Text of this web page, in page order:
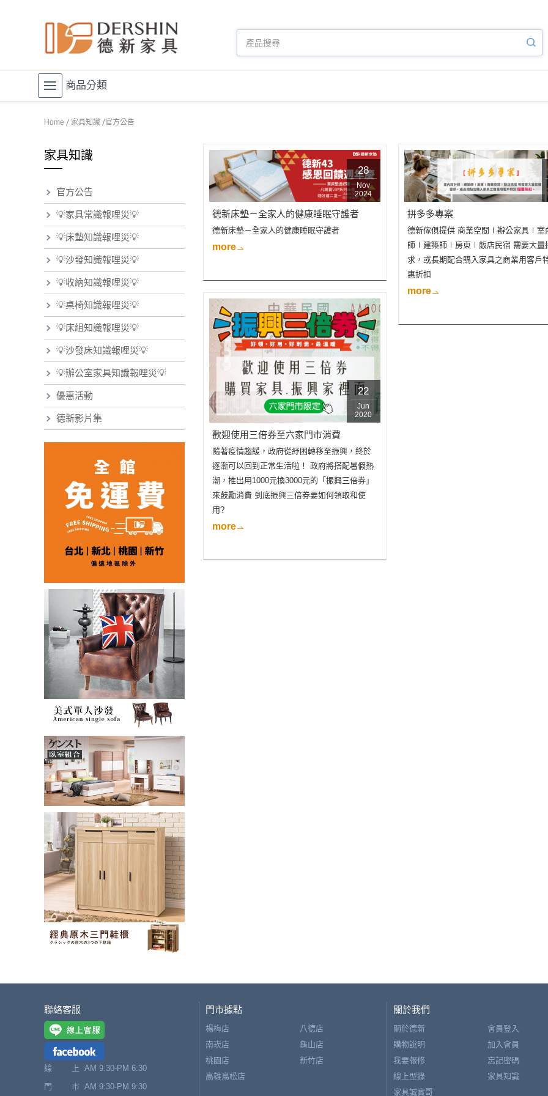
商品分類
Home 家具知識 官方公告
28
Nov
2024
德新床墊－全家人的健康睡眠守護者
德新床墊－全家人的健康睡眠守護者
more
拼多多專案
德新傢俱提供 商業空間∣辦公家具∣室
師∣建築師∣房東∣飯店民宿 需要大量
求，或長期配合購入家具之商業用客戶
惠折扣
more
22
Jun
2020
歡迎使用三倍券至六家門市消費
隨著疫情趨緩，政府從紓困轉移至振興，終於
逐漸可以回到正常生活啦！ 政府將搭配暑假熱
潮，推出用1000元換3000元的「振興三倍券」
來鼓勵消費 到底振興三倍券要如何領取和使
用?
more
2019
05
2017
09
Jan
2017
家具知識
官方公告
💡家具常識報哩災💡
💡床墊知識報哩災💡
💡沙發知識報哩災💡
💡收納知識報哩災💡
💡桌椅知識報哩災💡
💡床組知識報哩災💡
💡沙發床知識報哩災💡
💡辦公室家具知識報哩災💡
優惠活動
德新影片集
聯絡客服
線 上 AM 9:30-PM 6:30
門 市 AM 9:30-PM 9:30
門市據點
楊梅店
八德店
南崁店
龜山店
桃園店
新竹店
高雄鳥松店
關於我們
關於德新
購物說明
我要報修
線上型錄
家具誠實哥
會員登入
加入會員
忘記密碼
家具知識